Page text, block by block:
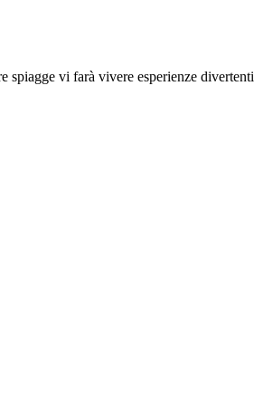
spiagge vi farà vivere esperienze